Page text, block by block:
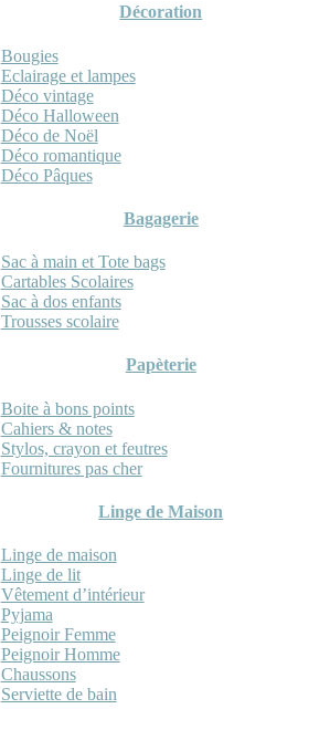
Décoration
Bougies
Eclairage et lampes
Déco vintage
Déco Halloween
Déco de Noël
Déco romantique
Déco Pâques
Bagagerie
Sac à main et Tote bags
Cartables Scolaires
Sac à dos enfants
Trousses scolaire
Papèterie
Boite à bons points
Cahiers & notes
Stylos, crayon et feutres
Fournitures pas cher
Linge de Maison
Linge de maison
Linge de lit
Vêtement d’intérieur
Pyjama
Peignoir Femme
Peignoir Homme
Chaussons
Serviette de bain